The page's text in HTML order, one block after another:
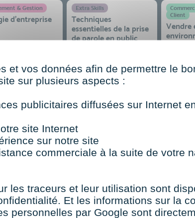
& Gestion
d’entreprise
Extra Skills
Techniques
essentielles de la prise
de parole en public
Client
Vendre
NOS FORMATIONS COURTES
de VISIPLUS academy c’est
et vos données afin de permettre le
sur plusieurs aspects :
publicitaires diffusées sur Internet
site Internet
sur notre site
commerciale à la suite de votre
les traceurs et leur utilisation sont
Et les informations sur la
personnelles par Google sont